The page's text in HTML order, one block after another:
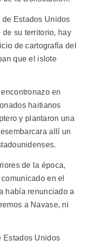
Estados Unidos
de su territorio, hay
de cartografía del
que el islote
en
haitianos
y plantaron una
allí un
de la época,
en el
había renunciado a
a Navase, ni
Estados Unidos